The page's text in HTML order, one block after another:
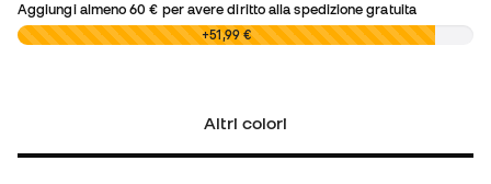
Aggiungi almeno60 € per avere diritto alla spedizione gratuita
0,00 € +51,99 €
Altri colori